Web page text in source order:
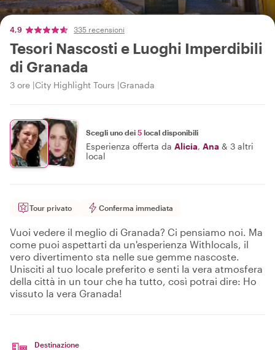
4,9 335 recensioni
Tesori Nascosti e Luoghi Imperdibili
di Granada
3 ore City Highlight Tours Granada
Scegli uno dei 5 local disponibili
Esperienza offerta da Alicia, Ana & 3 altri
local
Tour privato Conferma immediata
Vuoi vedere il meglio di Granada? Ci pensiamo noi. Ma
come puoi aspettarti da un'esperienza Withlocals, il
vero divertimento sta nelle sue gemme nascoste.
Unisciti al tuo locale preferito e senti la vera atmosfera
della città in un tour che ha tutto, così potrai dire: Ho
vissuto la vera Granada!
Destinazione